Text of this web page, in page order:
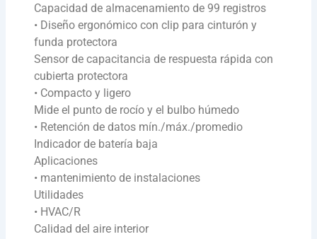
Capacidad de almacenamiento de 99 registros
• Diseño ergonómico con clip para cinturón y
funda protectora
Sensor de capacitancia de respuesta rápida con
cubierta protectora
• Compacto y ligero
Mide el punto de rocío y el bulbo húmedo
• Retención de datos mín./máx./promedio
Indicador de batería baja
Aplicaciones
• mantenimiento de instalaciones
Utilidades
• HVAC/R
Calidad del aire interior